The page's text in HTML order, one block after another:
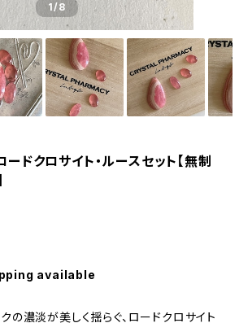
1/8
ードクロサイト・ルースセット【無制
available
の濃淡が美しく揺らぐ、ロードクロサイト